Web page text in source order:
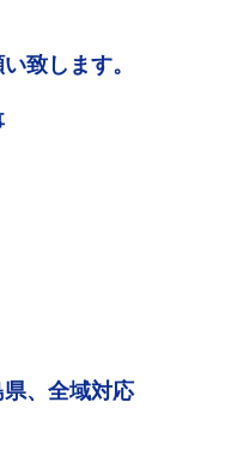
致します。
、全域対応